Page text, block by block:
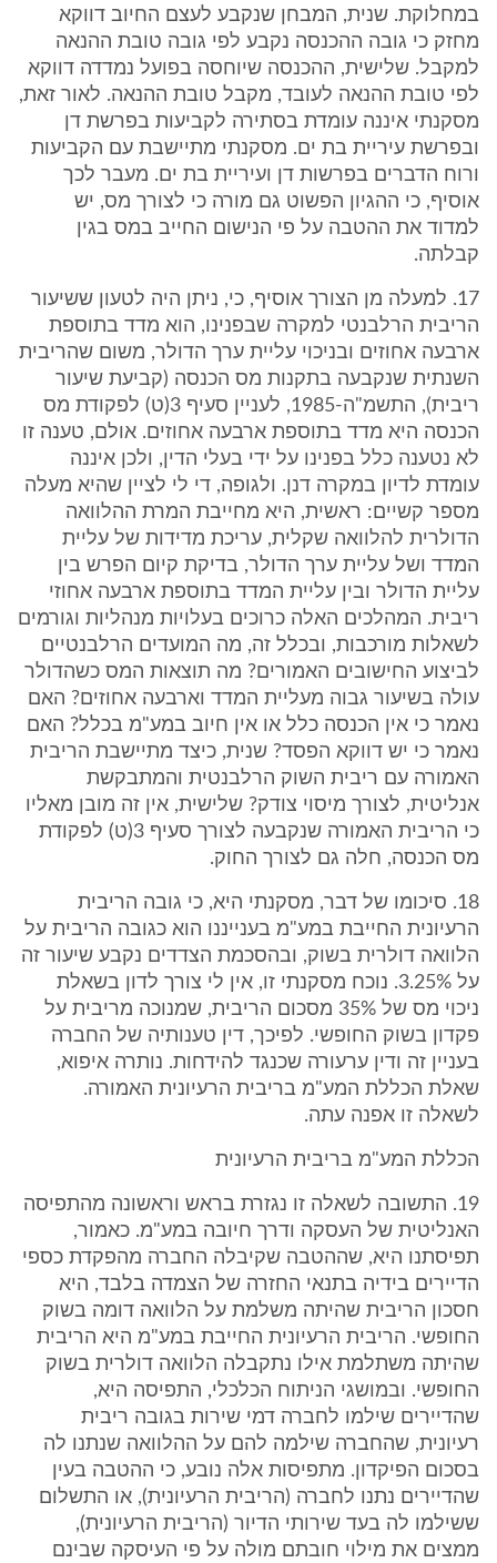
במחלוקת. שנית, המבחן שנקבע לעצם החיוב דווקא
מחזק כי גובה ההכנסה נקבע לפי גובה טובת ההנאה
למקבל. שלישית, ההכנסה שיוחסה בפועל נמדדה דווקא
לפי טובת ההנאה לעובד, מקבל טובת ההנאה. לאור זאת,
מסקנתי איננה עומדת בסתירה לקביעות בפרשת דן
ובפרשת עיריית בת ים. מסקנתי מתיישבת עם הקביעות
ורוח הדברים בפרשות דן ועיריית בת ים. מעבר לכך
אוסיף, כי ההגיון הפשוט גם מורה כי לצורך מס, יש
למדוד את ההטבה על פי הנישום החייב במס בגין
קבלתה.
17. למעלה מן הצורך אוסיף, כי, ניתן היה לטעון ששיעור
הריבית הרלבנטי למקרה שבפנינו, הוא מדד בתוספת
ארבעה אחוזים ובניכוי עליית ערך הדולר, משום שהריבית
השנתית שנקבעה בתקנות מס הכנסה (קביעת שיעור
ריבית), התשמ"ה-1985, לעניין סעיף 3(ט) לפקודת מס
הכנסה היא מדד בתוספת ארבעה אחוזים. אולם, טענה זו
לא נטענה כלל בפנינו על ידי בעלי הדין, ולכן איננה
עומדת לדיון במקרה דנן. ולגופה, די לי לציין שהיא מעלה
מספר קשיים: ראשית, היא מחייבת המרת ההלוואה
הדולרית להלוואה שקלית, עריכת מדידות של עליית
המדד ושל עליית ערך הדולר, בדיקת קיום הפרש בין
עליית הדולר ובין עליית המדד בתוספת ארבעה אחוזי
ריבית. המהלכים האלה כרוכים בעלויות מנהליות וגורמים
לשאלות מורכבות, ובכלל זה, מה המועדים הרלבנטיים
לביצוע החישובים האמורים? מה תוצאות המס כשהדולר
עולה בשיעור גבוה מעליית המדד וארבעה אחוזים? האם
נאמר כי אין הכנסה כלל או אין חיוב במע"מ בכלל? האם
נאמר כי יש דווקא הפסד? שנית, כיצד מתיישבת הריבית
האמורה עם ריבית השוק הרלבנטית והמתבקשת
אנליטית, לצורך מיסוי צודק? שלישית, אין זה מובן מאליו
כי הריבית האמורה שנקבעה לצורך סעיף 3(ט) לפקודת
מס הכנסה, חלה גם לצורך החוק.
18. סיכומו של דבר, מסקנתי היא, כי גובה הריבית
הרעיונית החייבת במע"מ בענייננו הוא כגובה הריבית על
הלוואה דולרית בשוק, ובהסכמת הצדדים נקבע שיעור זה
על 3.25%. נוכח מסקנתי זו, אין לי צורך לדון בשאלת
ניכוי מס של 35% מסכום הריבית, שמנוכה מריבית על
פקדון בשוק החופשי. לפיכך, דין טענותיה של החברה
בעניין זה ודין ערעורה שכנגד להידחות. נותרה איפוא,
שאלת הכללת המע"מ בריבית הרעיונית האמורה.
לשאלה זו אפנה עתה.
הכללת המע"מ בריבית הרעיונית
19. התשובה לשאלה זו נגזרת בראש וראשונה מהתפיסה
האנליטית של העסקה ודרך חיובה במע"מ. כאמור,
תפיסתנו היא, שההטבה שקיבלה החברה מהפקדת כספי
הדיירים בידיה בתנאי החזרה של הצמדה בלבד, היא
חסכון הריבית שהיתה משלמת על הלוואה דומה בשוק
החופשי. הריבית הרעיונית החייבת במע"מ היא הריבית
שהיתה משתלמת אילו נתקבלה הלוואה דולרית בשוק
החופשי. ובמושגי הניתוח הכלכלי, התפיסה היא,
שהדיירים שילמו לחברה דמי שירות בגובה ריבית
רעיונית, שהחברה שילמה להם על ההלוואה שנתנו לה
בסכום הפיקדון. מתפיסות אלה נובע, כי ההטבה בעין
שהדיירים נתנו לחברה (הריבית הרעיונית), או התשלום
ששילמו לה בעד שירותי הדיור (הריבית הרעיונית),
ממצים את מילוי חובתם מולה על פי העיסקה שבינם